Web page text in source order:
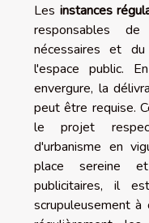
Les instances
responsables
nécessaires et
l'espace public.
envergure, la
peut être requise.
le projet
d'urbanisme en
place sereine
publicitaires, il
scrupuleusement